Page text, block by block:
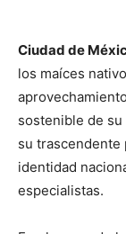
Ciudad de
los maíces
sostenible de
su
identidad
especialistas.